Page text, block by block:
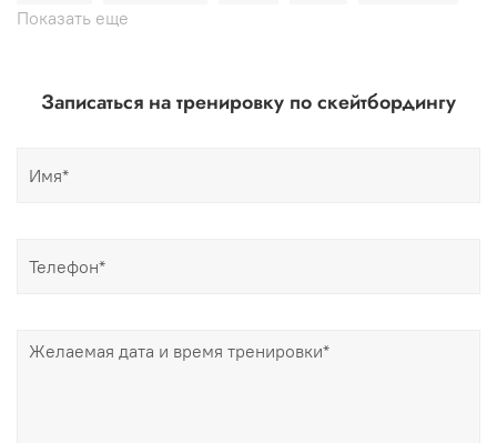
Показать еще
Записаться на тренировку по скейтбордингу